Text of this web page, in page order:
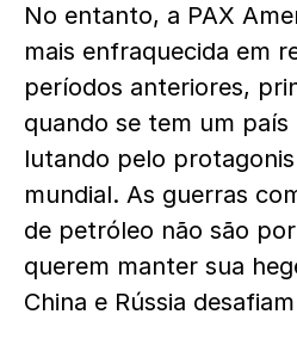
No entanto, a PAX
mais enfraquecida em
períodos anteriores,
quando se tem um país
lutando pelo
mundial. As guerras
de petróleo não são
querem manter sua
China e Rússia